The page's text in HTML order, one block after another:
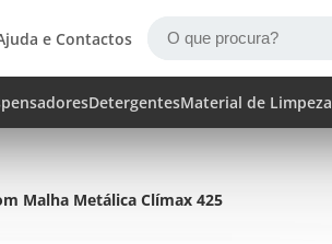
e Contactos
DetergentesMaterial de Limpeza
Malha Metálica Clímax 425